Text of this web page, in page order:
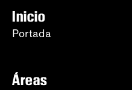
Inicio
Portada
Áreas